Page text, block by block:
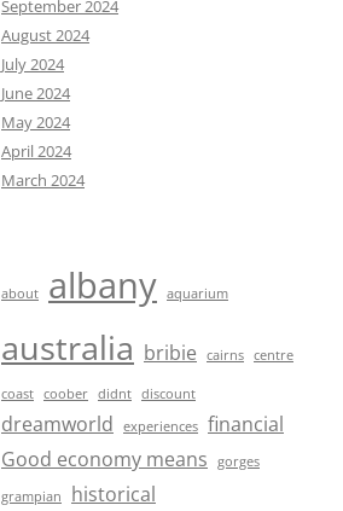
September 2024
August 2024
July 2024
June 2024
May 2024
April 2024
March 2024
about albany aquarium
australia bribie cairns centre
coast coober didnt discount
dreamworld experiences financial
Good economy means
gorges
grampian historical